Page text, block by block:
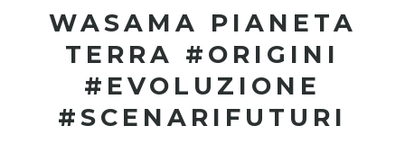
WASAMA PIANETA
TERRA #ORIGINI
#EVOLUZIONE
#SCENARIFUTURI